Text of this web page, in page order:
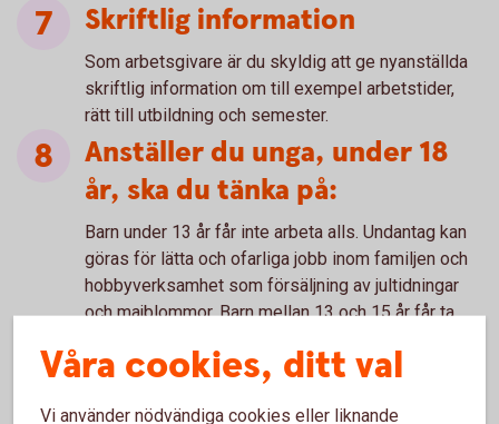
Skriftlig information
Som arbetsgivare är du skyldig att ge nyanställda
skriftlig information om till exempel arbetstider,
rätt till utbildning och semester.
Anställer du unga, under 18
år, ska du tänka på:
Barn under 13 år får inte arbeta alls. Undantag kan
göras för lätta och ofarliga jobb inom familjen och
hobbyverksamhet som försäljning av jultidningar
och majblommor. Barn mellan 13 och 15 år får ta
måste ha skriftligt godkännande av föräldrarna.
typer av jobb som inte anses riskfyllda. Personer
Våra cookies, ditt val
Vi använder nödvändiga cookies eller liknande